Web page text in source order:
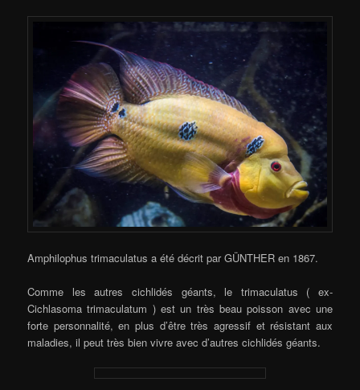
Amphilophus trimaculatus a été décrit par GÜNTHER en 1867.
Comme les autres cichlidés géants, le trimaculatus ( ex-
Cichlasoma trimaculatum ) est un très beau poisson avec une
forte personnalité, en plus d’être très agressif et résistant aux
maladies, il peut très bien vivre avec d’autres cichlidés géants.